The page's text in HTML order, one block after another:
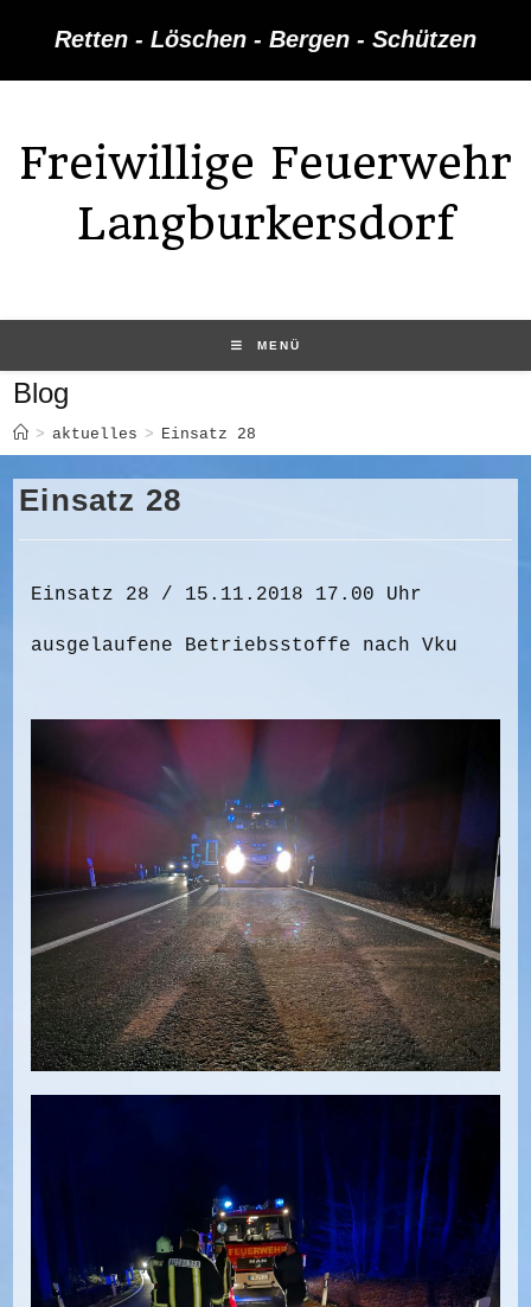
Retten - Löschen - Bergen - Schützen
Freiwillige Feuerwehr
Langburkersdorf
MENÜ
Blog
> aktuelles > Einsatz 28
Einsatz 28
Einsatz 28 / 15.11.2018 17.00 Uhr
ausgelaufene Betriebsstoffe nach Vku